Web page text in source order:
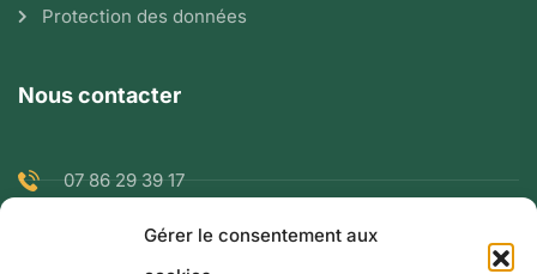
Gérer le consentement aux
Protection des données
Nous contacter
07 86 29 39 17
ranglaretrenaud@gmail.com